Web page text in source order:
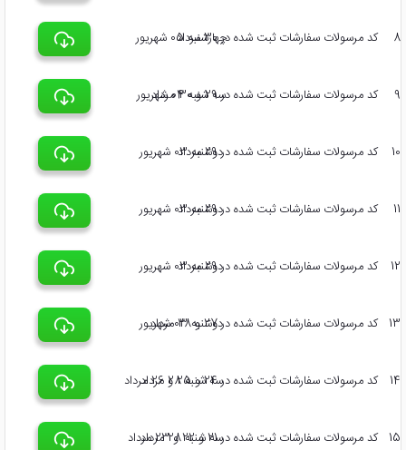
8 کد مرسولات سفارشات ثبت شده در 30 مردادچهارشنبه 05 شهریور
9 کد مرسولات سفارشات ثبت شده در 29 و 30 مردادسه شنبه 04 شهریور
10 کد مرسولات سفارشات ثبت شده در 29 مرداددوشنبه 03 شهریور
11 کد مرسولات سفارشات ثبت شده در 29 مرداددوشنبه 03 شهریور
12 کد مرسولات سفارشات ثبت شده در 29 مرداددوشنبه 03 شهریور
13 کد مرسولات سفارشات ثبت شده در 27 و 28 مرداددوشنبه 03 شهریور
14 کد مرسولات سفارشات ثبت شده در 24 و 25 و 26 مردادسه شنبه 28 مرداد
15 کد مرسولات سفارشات ثبت شده در 21 و 22 و 23 مردادسه شنبه 28 مرداد